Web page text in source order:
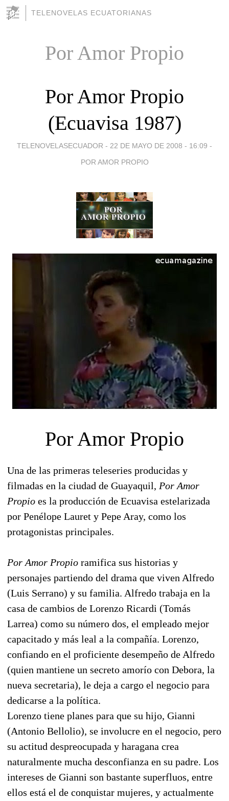
TELENOVELAS ECUATORIANAS
Por Amor Propio
Por Amor Propio
(Ecuavisa 1987)
TELENOVELASECUADOR - 22 DE MAYO DE 2008 - 16:09 -
POR AMOR PROPIO
Por Amor Propio
Una de las primeras teleseries producidas y
filmadas en la ciudad de Guayaquil, Por Amor
Propio es la producción de Ecuavisa estelarizada
por Penélope Lauret y Pepe Aray, como los
protagonistas principales.
Por Amor Propio ramifica sus historias y
personajes partiendo del drama que viven Alfredo
(Luis Serrano) y su familia. Alfredo trabaja en la
casa de cambios de Lorenzo Ricardi (Tomás
Larrea) como su número dos, el empleado mejor
capacitado y más leal a la compañía. Lorenzo,
confiando en el proficiente desempeño de Alfredo
(quien mantiene un secreto amorío con Debora, la
nueva secretaria), le deja a cargo el negocio para
dedicarse a la política.
Lorenzo tiene planes para que su hijo, Gianni
(Antonio Bellolio), se involucre en el negocio, pero
su actitud despreocupada y haragana crea
naturalmente mucha desconfianza en su padre. Los
intereses de Gianni son bastante superfluos, entre
ellos está el de conquistar mujeres, y actualmente